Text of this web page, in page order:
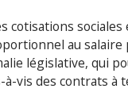
cotisations
au salaire
législative, qui
vis des contrats à